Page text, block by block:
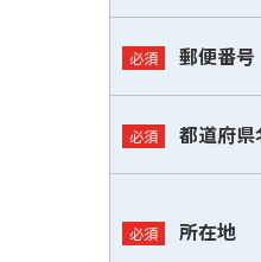
郵便番号
都道府県
所在地